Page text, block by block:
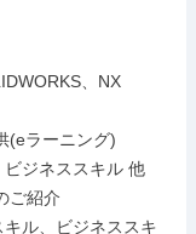
(eラーニング)
ご紹介